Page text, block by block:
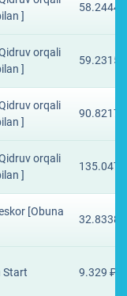
]
58.2444
orqali
]
59.2315
orqali
]
90.8217
orqali
]
[Obuna
32.8338
Start 9.329 ₽